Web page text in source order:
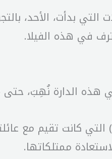
التي بدأت، الأحد،
في هذه الفيلا.
الدارة نُهِبَ، حتى
نورة (37 عاماً) التي كانت
ممتلكاتها.